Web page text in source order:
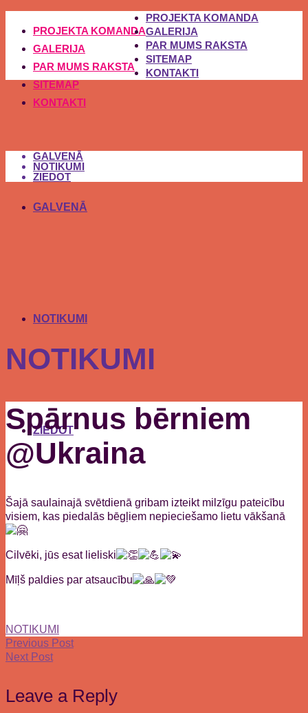
PROJEKTA KOMANDA
GALERIJA
PAR MUMS RAKSTA
SITEMAP
KONTAKTI
PROJEKTA KOMANDA
GALERIJA
PAR MUMS RAKSTA
SITEMAP
KONTAKTI
GALVENĀ
NOTIKUMI
ZIEDOT
GALVENĀ
NOTIKUMI
ZIEDOT
NOTIKUMI
Spārnus bērniem
@Ukraina
Šajā saulainajā svētdienā gribam izteikt milzīgu pateicību
visiem, kas piedalās bēgļiem nepieciešamo lietu vākšanā
Cilvēki, jūs esat lieliski
Mīļš paldies par atsaucību
NOTIKUMI
Previous Post
Next Post
Leave a Reply